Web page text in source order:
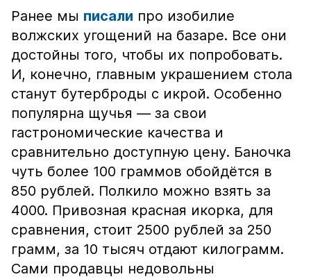
Ранее мы писали про изобилие
волжских угощений на базаре. Все они
достойны того, чтобы их попробовать.
И, конечно, главным украшением стола
станут бутерброды с икрой. Особенно
популярна щучья — за свои
гастрономические качества и
сравнительно доступную цену. Баночка
чуть более 100 граммов обойдётся в
850 рублей. Полкило можно взять за
4000. Привозная красная икорка, для
сравнения, стоит 2500 рублей за 250
грамм, за 10 тысяч отдают килограмм.
Сами продавцы недовольны